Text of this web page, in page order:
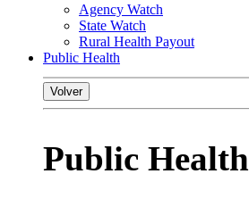
Agency Watch
State Watch
Rural Health Payout
Public Health
Volver
Public Health